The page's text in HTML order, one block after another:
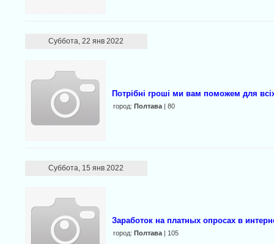
Суббота, 22 янв 2022
Потрібні гроші ми вам поможем для
город: Полтава| 80
Суббота, 15 янв 2022
Зарaботок на платных опросах в
город: Полтава| 105